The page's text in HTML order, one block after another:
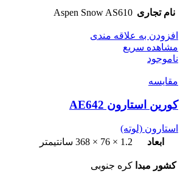
نام تجاری Aspen Snow AS610
افزودن به علاقه مندی
مشاهده سریع
ناموجود
مقایسه
کورین استارون AE642
استارون (لوته)
ابعاد
1.2 × 76 × 368 سانتیمتر
کشور مبدا کره جنوبی